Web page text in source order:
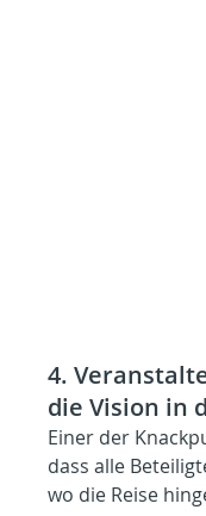
4.
die Vision in
Einer der
dass alle
wo die Reise